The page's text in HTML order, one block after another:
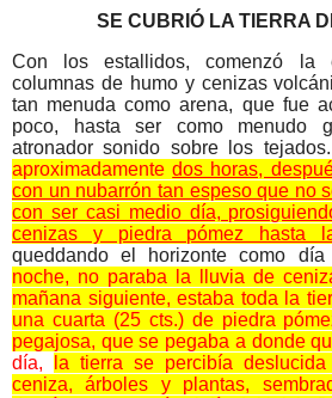
SE CUBRIÓ LA TIERRA
Con los estallidos, comenzó la
columnas de humo y cenizas
tan menuda como arena, que fue
poco, hasta ser como menudo
atronador sonido sobre los
aproximadamentedos horas,
con un nubarrón tan espeso que no
con ser casi medio día,
cenizas y piedra pómez hasta
queddando el horizonte como día
noche, no paraba la lluvia de
mañana siguiente, estaba toda la
una cuarta (25 cts.) de piedra
pegajosa, que se pegaba a donde
día,
la tierra se percibía
ceniza, árboles y plantas,